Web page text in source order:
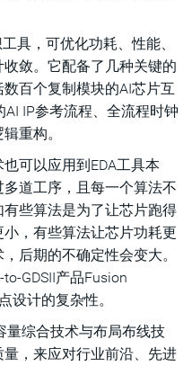
具，可优化功耗、性能、
敛。它配备了几种关键的
百个复制模块的AI芯片互
IP参考流程、全流程时钟
重构。
可以应用到EDA工具本
道工序，且每一个算法不
些算法是为了让芯片跑得
，有些算法让芯片功耗更
后期的不确定性会变大。
GDSII产品Fusion
设计的复杂性。
量综合技术与布局布线技
，来应对行业前沿、先进